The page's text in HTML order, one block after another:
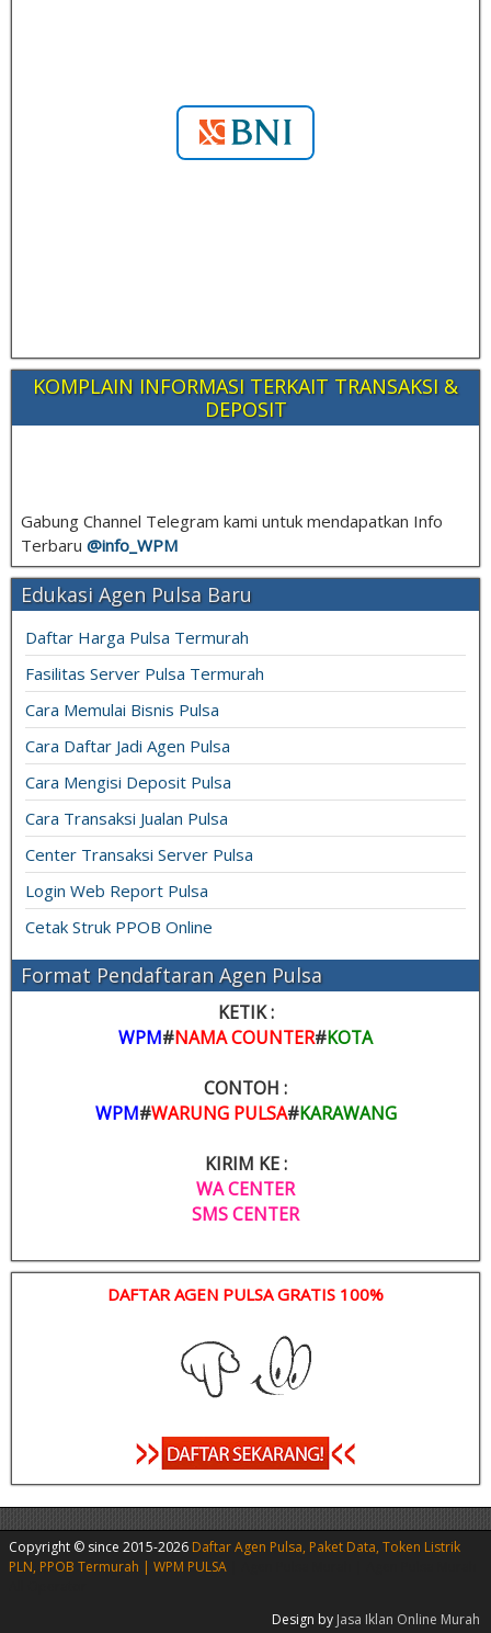
KOMPLAIN INFORMASI TERKAIT TRANSAKSI &
DEPOSIT
Gabung Channel Telegram kami untuk mendapatkan Info
Terbaru @info_ WPM
Edukasi Agen Pulsa Baru
Daftar Harga Pulsa Termurah
Fasilitas Server Pulsa Termurah
Cara Memulai Bisnis Pulsa
Cara Daftar Jadi Agen Pulsa
Cara Mengisi Deposit Pulsa
Cara Transaksi Jualan Pulsa
Center Transaksi Server Pulsa
Login Web Report Pulsa
Cetak Struk PPOB Online
Format Pendaftaran Agen Pulsa
KETIK :
WPM#NAMA COUNTER#KOTA
CONTOH :
WPM#WARUNG PULSA#KARAWANG
KIRIM KE :
WA CENTER
SMS CENTER
DAFTAR AGEN PULSA GRATIS 100%
Copyright © since 2015-2026 Daftar Agen Pulsa, Paket Data, Token Listrik
PLN, PPOB Termurah | WPM PULSA
Design by Jasa Iklan Online Murah